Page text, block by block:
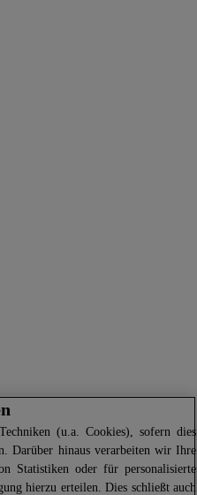
(u.a. Cookies), sofern dies
Darüber hinaus verarbeiten wir Ihre
Statistiken oder für personalisierte
hierzu erteilen. Dies schließt auch